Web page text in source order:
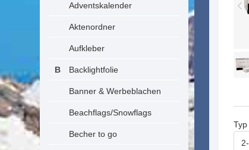
Adventskalender
Aktenordner
Aufkleber
Backlightfolie
Banner & Werbeblachen
Beachflags/Snowflags
Becher to go
Typ